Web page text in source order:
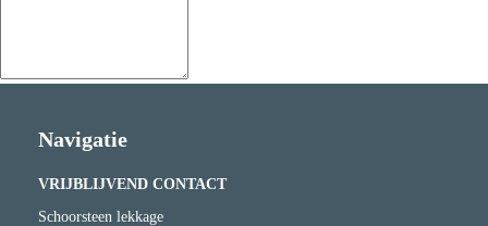
Navigatie
VRIJBLIJVEND CONTACT
Schoorsteen lekkage